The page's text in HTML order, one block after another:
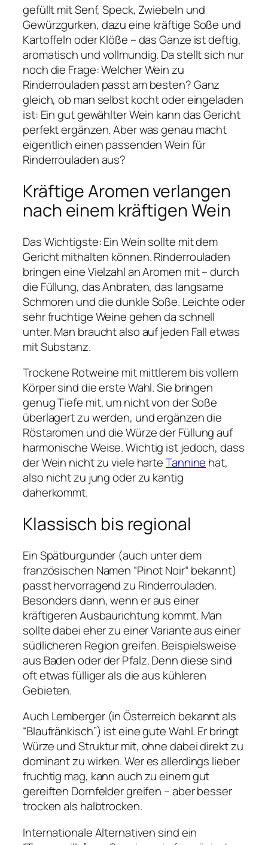
gefüllt mit Senf, Speck, Zwiebeln und
Gewürzgurken, dazu eine kräftige Soße und
Kartoffeln oder Klöße – das Ganze ist deftig,
aromatisch und vollmundig. Da stellt sich nur
noch die Frage: Welcher Wein zu
Rinderrouladen passt am besten? Ganz
gleich, ob man selbst kocht oder eingeladen
ist: Ein gut gewählter Wein kann das Gericht
perfekt ergänzen. Aber was genau macht
eigentlich einen passenden Wein für
Rinderrouladen aus?
Kräftige Aromen verlangen
nach einem kräftigen Wein
Das Wichtigste: Ein Wein sollte mit dem
Gericht mithalten können. Rinderrouladen
bringen eine Vielzahl an Aromen mit – durch
die Füllung, das Anbraten, das langsame
Schmoren und die dunkle Soße. Leichte oder
sehr fruchtige Weine gehen da schnell
unter. Man braucht also auf jeden Fall etwas
mit Substanz.
Trockene Rotweine mit mittlerem bis vollem
Körper sind die erste Wahl. Sie bringen
genug Tiefe mit, um nicht von der Soße
überlagert zu werden, und ergänzen die
Röstaromen und die Würze der Füllung auf
harmonische Weise. Wichtig ist jedoch, dass
der Wein nicht zu viele harteTannine hat,
also nicht zu jung oder zu kantig
daherkommt.
Klassisch bis regional
Ein Spätburgunder (auch unter dem
französischen Namen “Pinot Noir“ bekannt)
passt hervorragend zu Rinderrouladen.
Besonders dann, wenn er aus einer
kräftigeren Ausbaurichtung kommt. Man
sollte dabei eher zu einer Variante aus einer
südlicheren Region greifen. Beispielsweise
aus Baden oder der Pfalz. Denn diese sind
oft etwas fülliger als die aus kühleren
Gebieten.
Auch Lemberger (in Österreich bekannt als
“Blaufränkisch”) ist eine gute Wahl. Er bringt
Würze und Struktur mit, ohne dabei direkt zu
dominant zu wirken. Wer es allerdings lieber
fruchtig mag, kann auch zu einem gut
gereiften Dornfelder greifen – aber besser
trocken als halbtrocken.
Internationale Alternativen sind ein